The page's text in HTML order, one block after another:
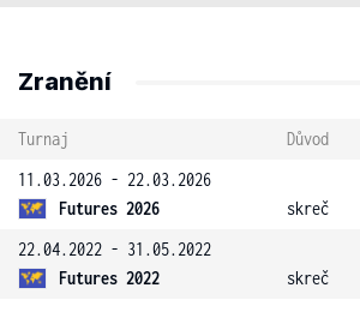
Zranění
Turnaj
Důvod
11.03.2026 - 22.03.2026
Futures 2026
skreč
22.04.2022 - 31.05.2022
Futures 2022
skreč